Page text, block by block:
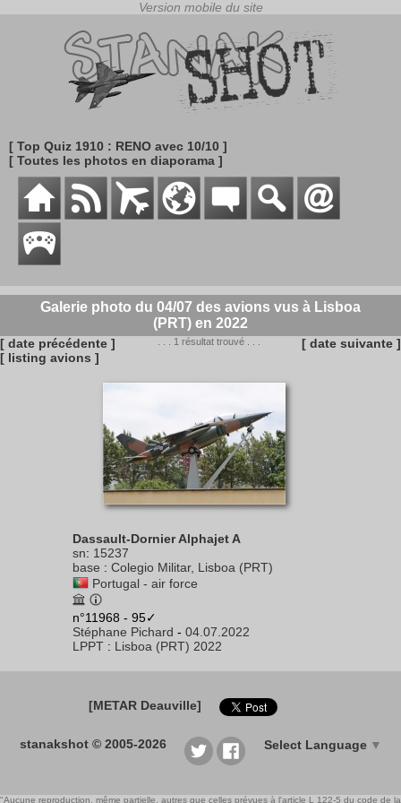
[ Top Quiz 1910 : RENO avec 10/10 ]
[ Toutes les photos en diaporama ]
Galerie photo du 04/07 des avions vus à Lisboa
(PRT) en 2022
[ date précédente ] . . . 1 résultat trouvé . . .
[ date suivante ]
[ listing avions ]
Dassault-Dornier Alphajet A
sn: 15237
base : Colegio Militar, Lisboa (PRT)
Portugal - air force
n°11968 - 95✓
Stéphane Pichard - 04.07.2022
LPPT : Lisboa (PRT) 2022
[METAR Deauville]
stanakshot © 2005-2026 Select Language ▼
"Aucune reproduction, même partielle, autres que celles prévues à l'article L 122-5 du code de la